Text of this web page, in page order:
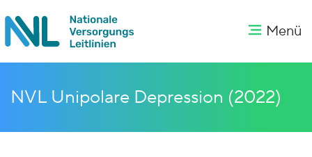
Menü
NVL Unipolare Depression (2022)